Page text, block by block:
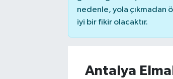
nedenle, yola çıkmadan
iyi bir fikir olacaktır.
Antalya